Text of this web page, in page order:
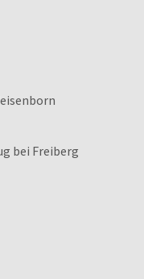
bei Freiberg